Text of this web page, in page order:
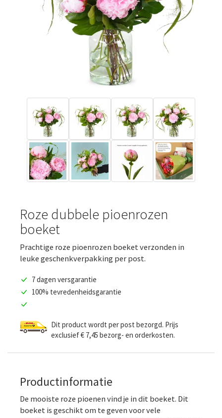
Roze dubbele pioenrozen
boeket
Prachtige roze pioenrozen boeket verzonden in
leuke geschenkverpakking per post.
7 dagen versgarantie
100% tevredenheidsgarantie
Dit product wordt per post bezorgd. Prijs
exclusief € 7,45 bezorg- en orderkosten.
Productinformatie
De mooiste roze pioenen vind je in dit boeket. Dit
boeket is geschikt om te geven voor vele